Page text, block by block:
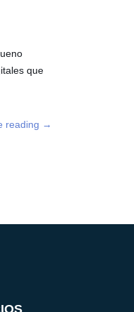
que
reading →